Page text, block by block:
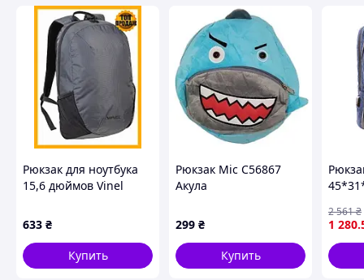
Черный цвет в сочетании с золотой фурнитурой
прекрасно смотреться со строгим деловым костюмом,
кэжуал. Универсальность делает женский рюкзак 3 в 1
Понравился наборе
При оформлении
Коллекция рюкзаков
Нужна консультация? Свяжитесь
Рюкзак для ноутбука
15,6 дюймов Vinel
работы и учебы сумка
для переноски
ноутбука
633 ₴
Купить
Рюкзак Mic C56867
Акула
299 ₴
Купить
ТМ
dmx
1 280
2 561₴